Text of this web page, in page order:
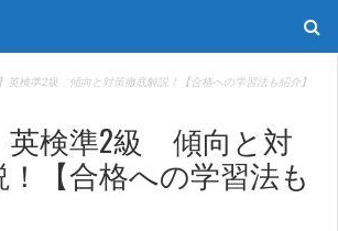
英検準2級 傾向と対策徹底解説！【合格への学習法も紹介】
英検準2級 傾向と対
【合格への学習法も